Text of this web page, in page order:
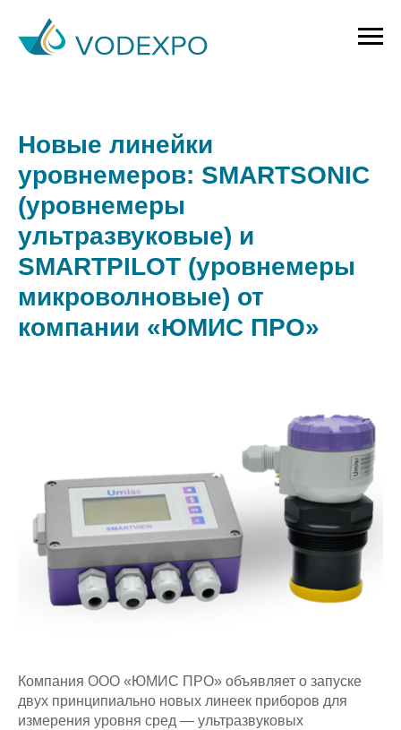
Новые линейки
уровнемеров: SMARTSONIC
(уровнемеры
ультразвуковые) и
SMARTPILOT (уровнемеры
микроволновые) от
компании «ЮМИС ПРО»
Компания ООО «ЮМИС ПРО» объявляет о запуске
двух принципиально новых линеек приборов для
измерения уровня сред — ультразвуковых